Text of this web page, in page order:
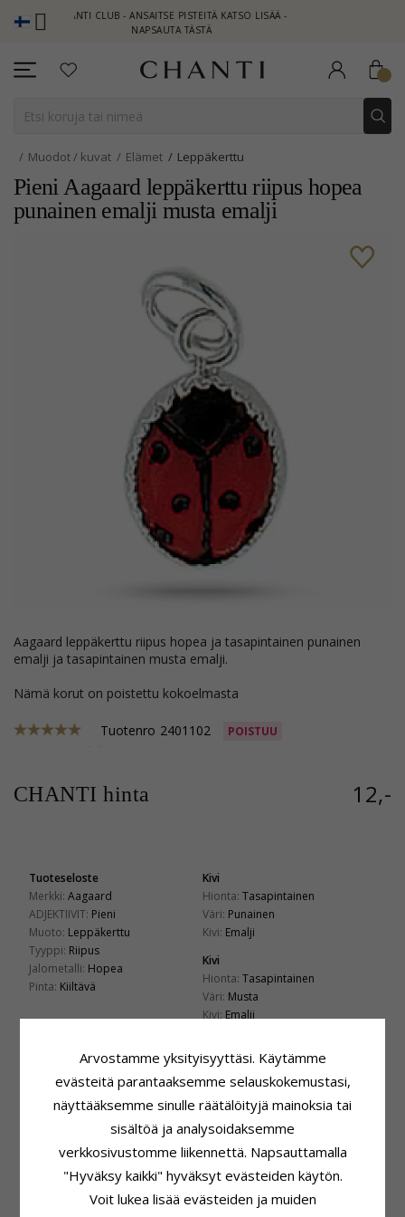
CLUB - ANSAITSE PISTEITÄ KATSO LISÄÄ -
NAPSAUTA TÄSTÄ
Muodot / kuvat Elämet Leppäkerttu
Pieni Aagaard leppäkerttu riipus hopea
punainen emalji musta emalji
Aagaard leppäkerttu riipus hopea ja tasapintainen punainen
emalji ja tasapintainen musta emalji.
Nämä korut on poistettu kokoelmasta
Tuotenro 2401102 POISTUU
CHANTI hinta 12,-
Tuoteseloste
Merkki: Aagaard
ADJEKTIIVIT: Pieni
Muoto: Leppäkerttu
Tyyppi: Riipus
Jalometalli: Hopea
Pinta: Kiiltävä
Kivi
Hionta: Tasapintainen
Väri: Punainen
Kivi: Emalji
Kivi
Hionta: Tasapintainen
Väri: Musta
Kivi: Emalji
7,5 mm
Korkeus Koukun Kanssa: 13,4 mm
5,2 mm
Toimitusaika:4-5 Arkipäivä
LIITTYVÄT TUOTTEET
Arvostamme yksityisyyttäsi. Käytämme
evästeitä parantaaksemme selauskokemustasi,
näyttääksemme sinulle räätälöityjä mainoksia tai
sisältöä ja analysoidaksemme
verkkosivustomme liikennettä. Napsauttamalla
"Hyväksy kaikki" hyväksyt evästeiden käytön.
Voit lukea lisää evästeiden ja muiden